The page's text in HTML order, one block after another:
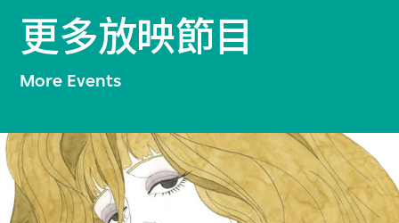
更多放映節目
More Events